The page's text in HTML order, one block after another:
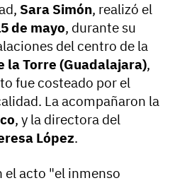
Sara Simón, realizó el
de mayo, durante su
del centro de la
la Torre (Guadalajara),
fue costeado por el
La acompañaron la
, y la directora del
López.
el acto "el inmenso